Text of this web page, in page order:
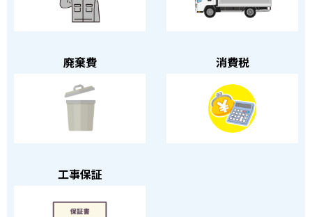
廃棄費 消費税
工事保証